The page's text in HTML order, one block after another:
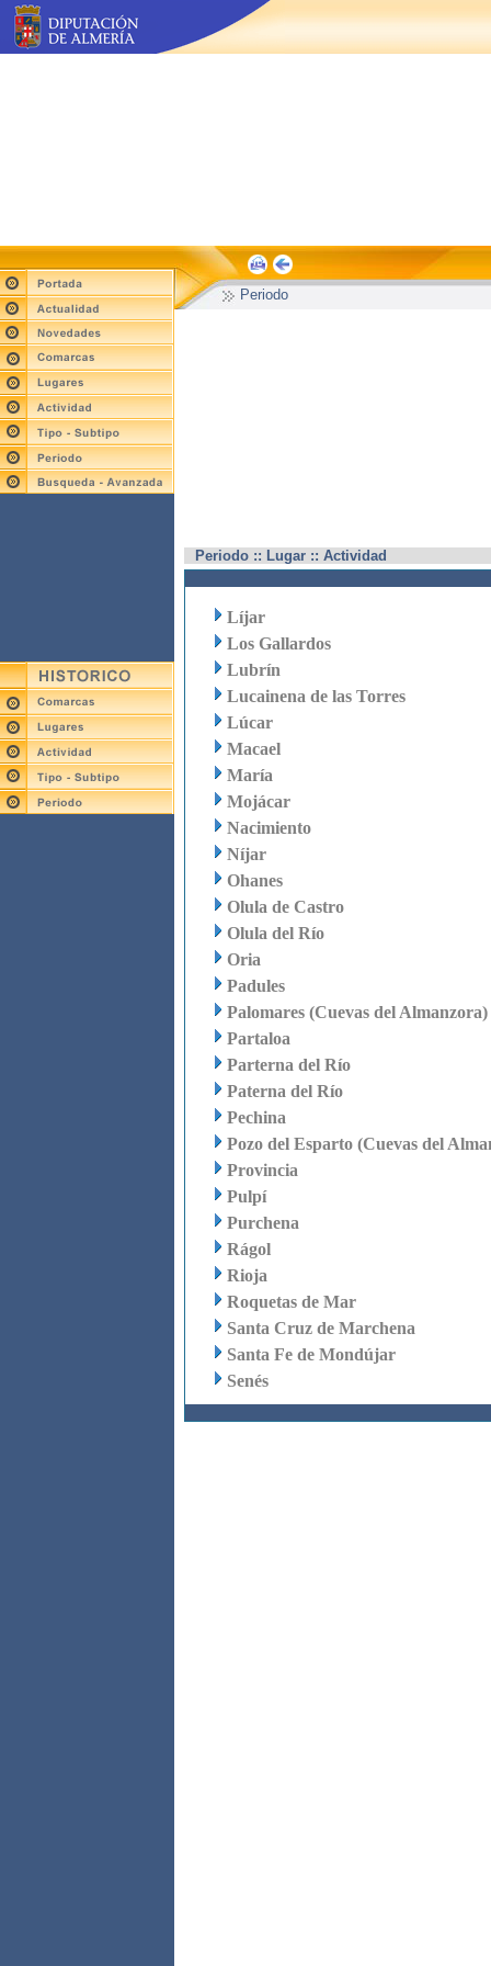
Periodo
Periodo :: Lugar :: Actividad
Líjar
Los Gallardos
Lubrín
Lucainena de las Torres
Lúcar
Macael
María
Mojácar
Nacimiento
Níjar
Ohanes
Olula de Castro
Olula del Río
Oria
Padules
Palomares (Cuevas del Almanzora)
Partaloa
Parterna del Río
Paterna del Río
Pechina
Pozo del Esparto (Cuevas del
Provincia
Pulpí
Purchena
Rágol
Rioja
Roquetas de Mar
Santa Cruz de Marchena
Santa Fe de Mondújar
Senés